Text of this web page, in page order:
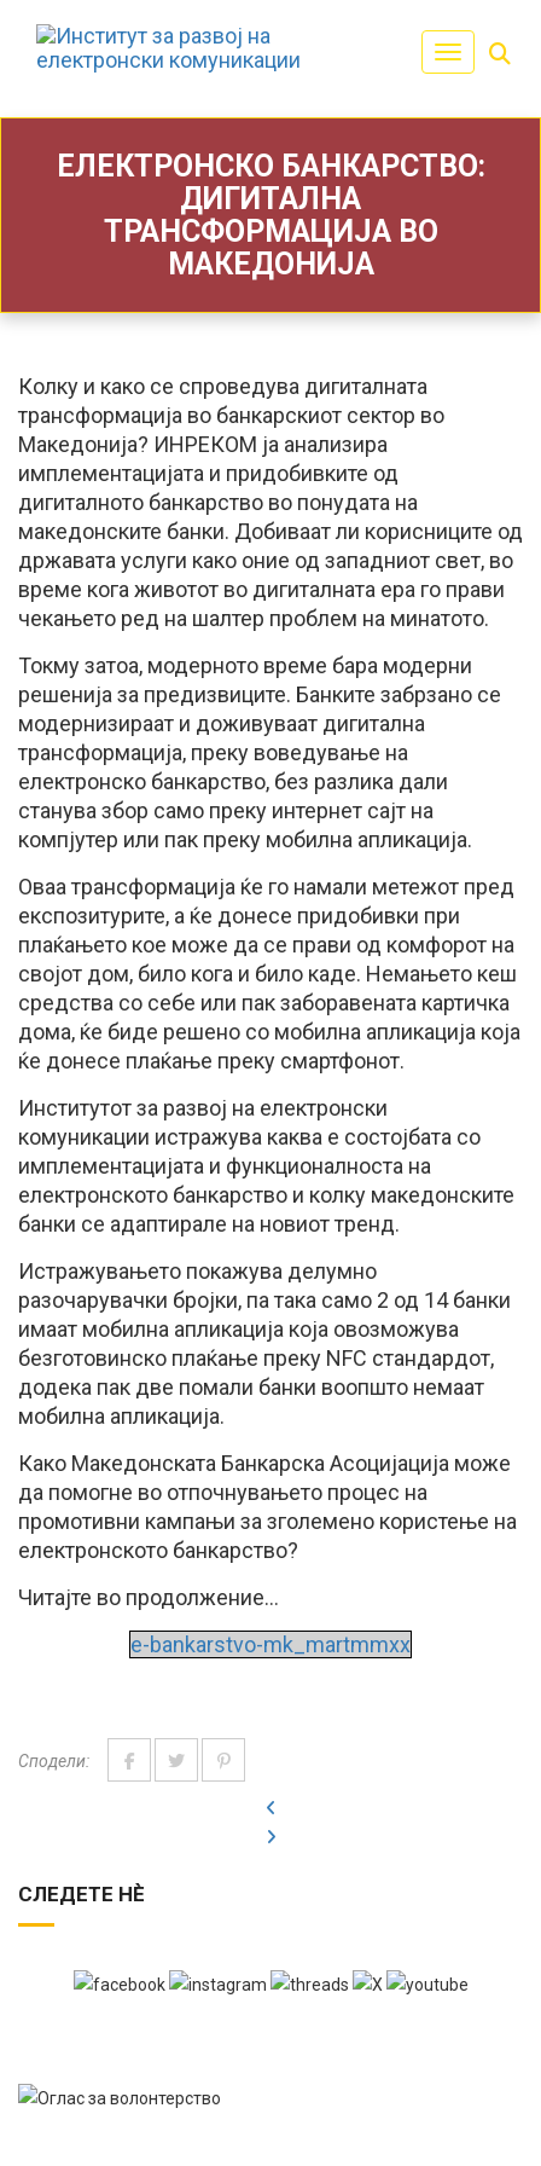
Toggle
ЕЛЕКТРОНСКО БАНКАРСТВО:
ДИГИТАЛНА
ТРАНСФОРМАЦИЈА ВО
МАКЕДОНИЈА
Колку и како се спроведува дигиталната
трансформација во банкарскиот сектор во
Македонија? ИНРЕКОМ ја анализира
имплементацијата и придобивките од
дигиталното банкарство во понудата на
македонските банки. Добиваат ли корисниците од
државата услуги како оние од западниот свет, во
време кога животот во дигиталната ера го прави
чекањето ред на шалтер проблем на минатото.
Токму затоа, модерното време бара модерни
решенија за предизвиците. Банките забрзано се
модернизираат и доживуваат дигитална
трансформација, преку воведување на
електронско банкарство, без разлика дали
станува збор само преку интернет сајт на
компјутер или пак преку мобилна апликација.
Оваа трансформација ќе го намали метежот пред
експозитурите, а ќе донесе придобивки при
плаќањето кое може да се прави од комфорот на
својот дом, било кога и било каде. Немањето кеш
средства со себе или пак заборавената картичка
дома, ќе биде решено со мобилна апликација која
ќе донесе плаќање преку смартфонот.
Институтот за развој на електронски
комуникации истражува каква е состојбата со
имплементацијата и функционалноста на
електронското банкарство и колку македонските
банки се адаптирале на новиот тренд.
Истражувањето покажува делумно
разочарувачки бројки, па така само 2 од 14 банки
имаат мобилна апликација која овозможува
безготовинско плаќање преку NFC стандардот,
додека пак две помали банки воопшто немаат
мобилна апликација.
Како Македонската Банкарска Асоцијација може
да помогне во отпочнувањето процес на
промотивни кампањи за зголемено користење на
електронското банкарство?
Читајте во продолжение…
e-bankarstvo-mk_martmmxx
Сподели:
СЛЕДЕТЕ НЀ